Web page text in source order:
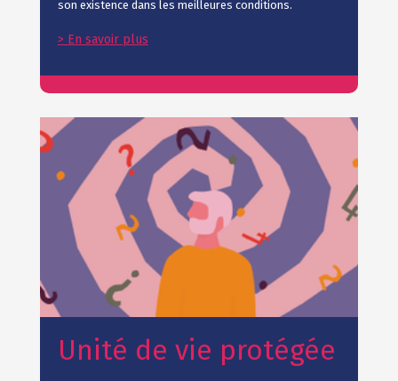
son existence dans les meilleures conditions.
> En savoir plus
Unité de vie protégée